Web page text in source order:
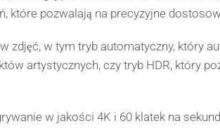
które pozwalają na precyzyjne
zdjęć, w tym tryb automatyczny, który
artystycznych, czy tryb HDR, który
w jakości 4K i 60 klatek na